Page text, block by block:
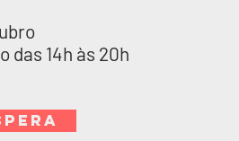
das 14h às 20h